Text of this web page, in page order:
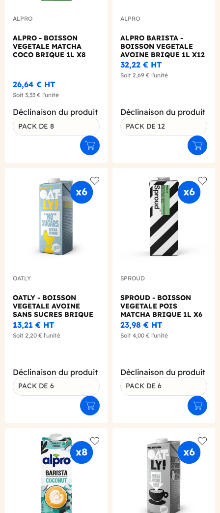
ALPRO
ALPRO - BOISSON
VEGETALE MATCHA
COCO BRIQUE 1L X8
26,64 € HT
Soit 3,33 € l'unité
Déclinaison du produit
PACK DE 8
Ajouter au panier
ALPRO
ALPRO BARISTA -
BOISSON VEGETALE
AVOINE BRIQUE 1L X12
BIO
32,22 € HT
Soit 2,69 € l'unité
Déclinaison du produit
PACK DE 12
Add to wishlist
OATLY
OATLY - BOISSON
VEGETALE AVOINE
SANS SUCRES BRIQUE
1L X6
13,21 € HT
Soit 2,20 € l'unité
Déclinaison du produit
PACK DE 6
Ajouter au panier
Add
SPROUD
SPROUD - BOISSON
VEGETALE POIS
MATCHA BRIQUE 1L X6
23,98 € HT
Soit 4,00 € l'unité
Déclinaison du produit
PACK DE 6
Add to wishlist Add